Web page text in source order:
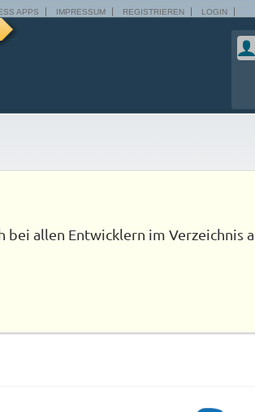
APPS IMPRESSUM REGISTRIEREN LOGIN
allen Entwicklern im Verzeichnis